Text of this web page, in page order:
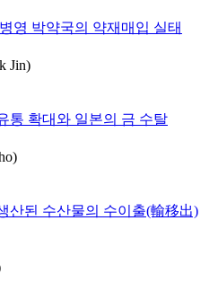
영 박약국의 약재매입 실태
Jin)
통 확대와 일본의 금 수탈
산된 수산물의 수이출(輸移出)